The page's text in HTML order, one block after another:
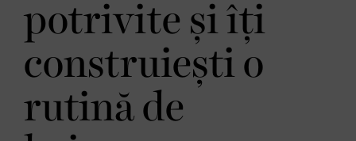
potrivite și îți
construiești o
rutină de